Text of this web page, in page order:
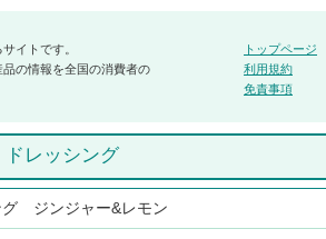
イトです。
の情報を全国の消費者の
トップページ
利用規約
免責事項
ドレッシング
グ ジンジャー&レモン